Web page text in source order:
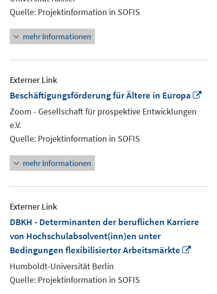
Fenster
öffnen
Quelle: Projektinformation in SOFIS
mehr Informationen
Externer Link
Beschäftigungsförderung für Ältere in Europa
Zoom - Gesellschaft für prospektive Entwicklungen
e.V.
Quelle: Projektinformation in SOFIS
mehr Informationen
Externer Link
DBKH - Determinanten der beruflichen Karriere
von Hochschulabsolvent(inn)en unter
Bedingungen flexibilisierter Arbeitsmärkte
Humboldt-Universität Berlin
Quelle: Projektinformation in SOFIS